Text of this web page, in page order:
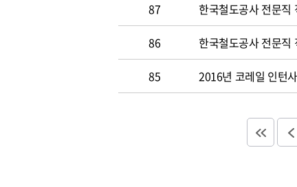
87 한국철도공사 전문직
86 한국철도공사 전문직
85 2016년 코레일 인턴